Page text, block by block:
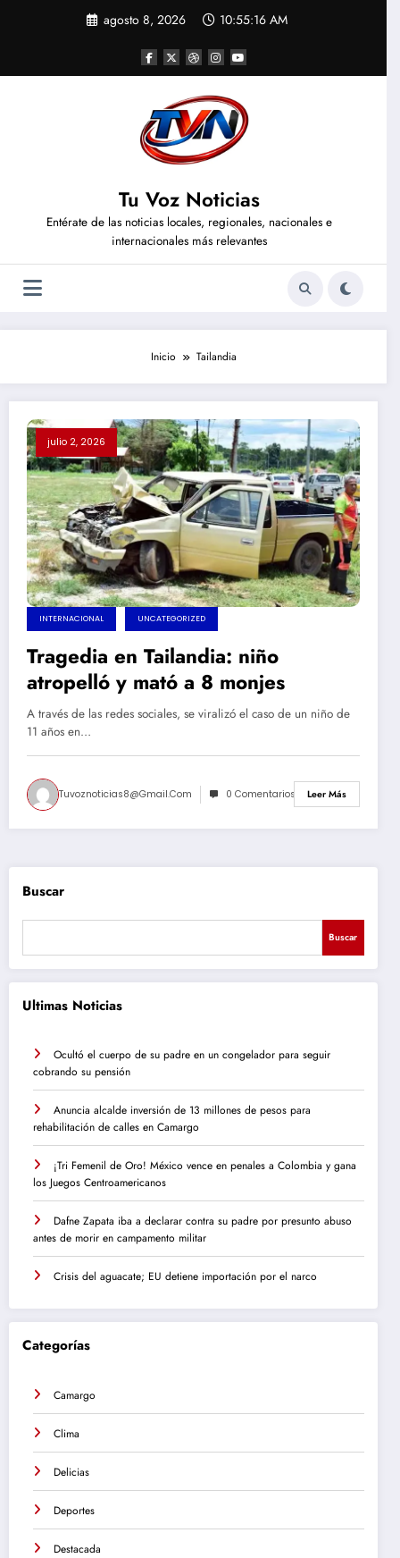
agosto 8, 2026 10:55:16 AM
Tu Voz Noticias
Entérate de las noticias locales, regionales, nacionales e
internacionales más relevantes
Inicio Tailandia
julio 2, 2026
INTERNACIONAL UNCATEGORIZED
Tragedia en Tailandia: niño
atropelló y mató a 8 monjes
A través de las redes sociales, se viralizó el caso de un niño de
11 años en…
Tuvoznoticias8@gmail.com 0 Comentarios Leer Más
Buscar
Buscar
Ultimas Noticias
Ocultó el cuerpo de su padre en un congelador para seguir
cobrando su pensión
Anuncia alcalde inversión de 13 millones de pesos para
rehabilitación de calles en Camargo
¡Tri Femenil de Oro! México vence en penales a Colombia y gana
los Juegos Centroamericanos
Dafne Zapata iba a declarar contra su padre por presunto abuso
antes de morir en campamento militar
Crisis del aguacate; EU detiene importación por el narco
Categorías
Camargo
Clima
Delicias
Deportes
Destacada